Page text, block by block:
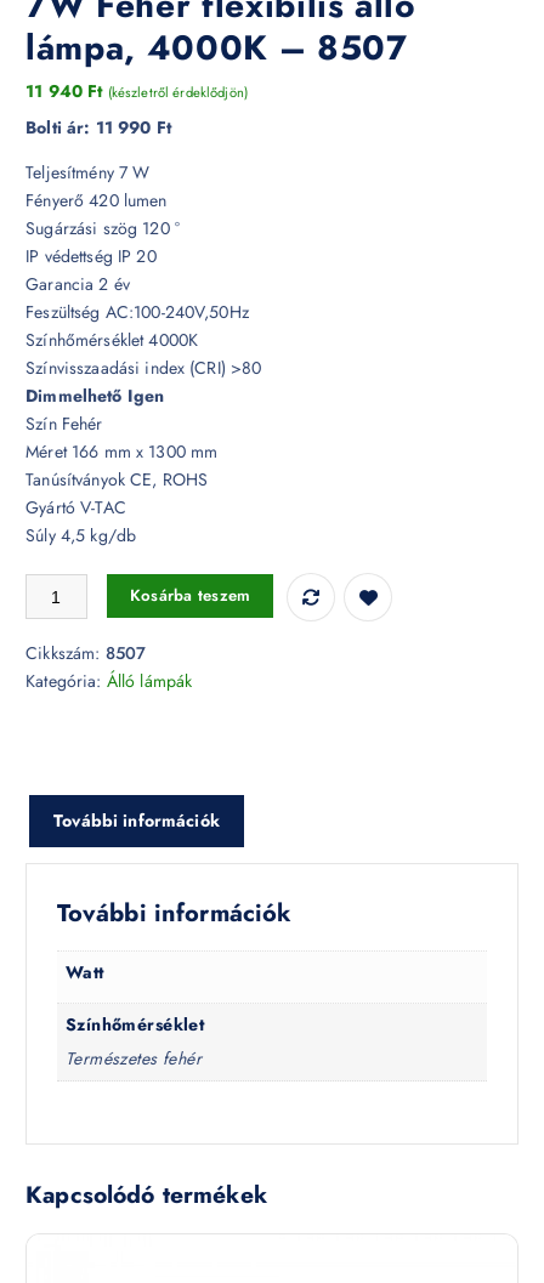
lámpa, 4000K – 8507
11 940 Ft (készletről érdeklődjön)
Bolti ár: 11 990 Ft
Teljesítmény 7 W
Fényerő 420 lumen
Sugárzási szög 120 °
IP védettség IP 20
Garancia 2 év
Feszültség AC:100-240V,50Hz
Színhőmérséklet 4000K
Színvisszaadási index (CRI) >80
Dimmelhető Igen
Szín Fehér
Méret 166 mm x 1300 mm
Tanúsítványok CE, ROHS
Gyártó V-TAC
Súly 4,5 kg/db
7W Fehér flexibilis álló lámpa, 4000K - 8507 mennyiség
Kosárba teszem
Cikkszám: 8507
Kategória: Álló lámpák
További információk
További információk
Watt
Színhőmérséklet
Természetes fehér
Kapcsolódó termékek